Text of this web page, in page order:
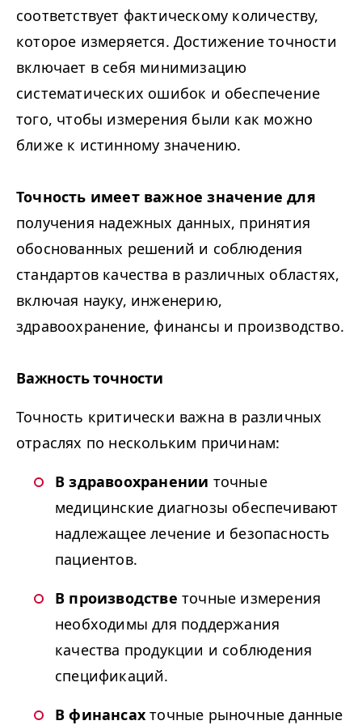
соответствует фактическому количеству,
которое измеряется. Достижение точности
включает в себя минимизацию
систематических ошибок и обеспечение
того, чтобы измерения были как можно
ближе к истинному значению.
Точность имеет важное значение для
получения надежных данных, принятия
обоснованных решений и соблюдения
стандартов качества в различных областях,
включая науку, инженерию,
здравоохранение, финансы и производство.
Важность точности
Точность критически важна в различных
отраслях по нескольким причинам:
В здравоохранении точные
медицинские диагнозы обеспечивают
надлежащее лечение и безопасность
пациентов.
В производстве точные измерения
необходимы для поддержания
качества продукции и соблюдения
спецификаций.
В финансах точные рыночные данные